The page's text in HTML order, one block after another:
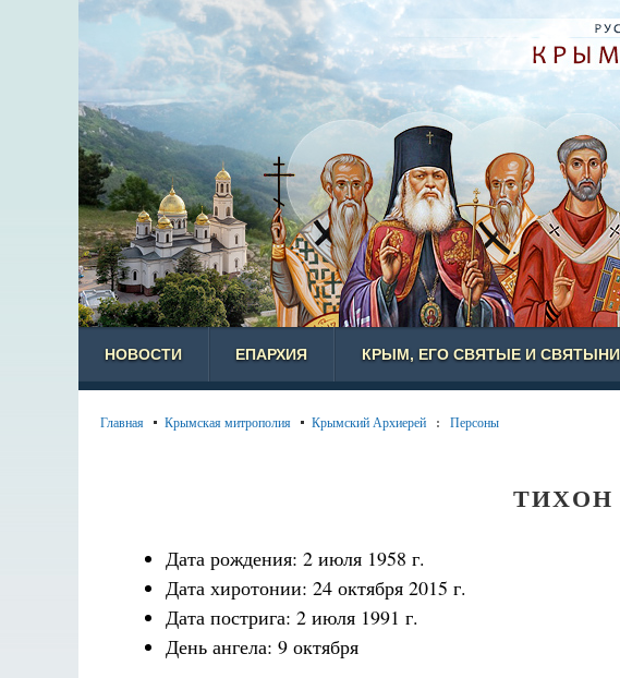
НОВОСТИ ЕПАРХИЯ КРЫМ, ЕГО СВЯТЫЕ И СВЯТЫНИ
Главная Крымская митрополия Крымский Архиерей : Персоны
ТИХОН
Дата рождения: 2 июля 1958 г.
Дата хиротонии: 24 октября 2015 г.
Дата пострига: 2 июля 1991 г.
День ангела: 9 октября